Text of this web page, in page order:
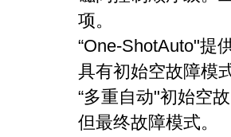
项。
“One-ShotAuto"提
具有初始空故障模
“多重自动"初始空
但最终故障模式。